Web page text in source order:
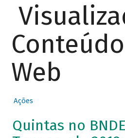
Web
Ações
Quintas no